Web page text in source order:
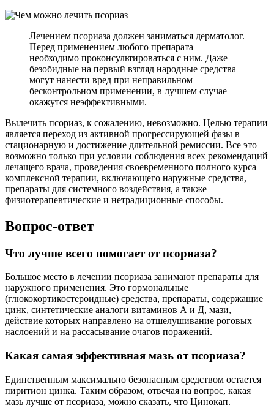
Лечением псориаза должен заниматься дерматолог.
Перед применением любого препарата
необходимо проконсультироваться с ним. Даже
безобидные на первый взгляд народные средства
могут нанести вред при неправильном
бесконтрольном применении, в лучшем случае —
окажутся неэффективными.
Вылечить псориаз, к сожалению, невозможно. Целью терапии
является переход из активной прогрессирующей фазы в
стационарную и достижение длительной ремиссии. Все это
возможно только при условии соблюдения всех рекомендаций
лечащего врача, проведения своевременного полного курса
комплексной терапии, включающего наружные средства,
препараты для системного воздействия, а также
физиотерапевтические и нетрадиционные способы.
Вопрос-ответ
Что лучше всего помогает от псориаза?
Большое место в лечении псориаза занимают препараты для
наружного применения. Это гормональные
(глюкокортикостероидные) средства, препараты, содержащие
цинк, синтетические аналоги витаминов А и Д, мази,
действие которых направлено на отшелушивание роговых
наслоений и на рассасывание очагов поражений.
Какая самая эффективная мазь от псориаза?
Единственным максимально безопасным средством остается
пиритион цинка. Таким образом, отвечая на вопрос, какая
мазь лучше от псориаза, можно сказать, что Цинокап.